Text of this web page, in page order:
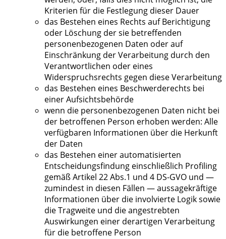
Kriterien für die Festlegung dieser Dauer
das Bestehen eines Rechts auf Berichtigung
oder Löschung der sie betreffenden
personenbezogenen Daten oder auf
Einschränkung der Verarbeitung durch den
Verantwortlichen oder eines
Widerspruchsrechts gegen diese Verarbeitung
das Bestehen eines Beschwerderechts bei
einer Aufsichtsbehörde
wenn die personenbezogenen Daten nicht bei
der betroffenen Person erhoben werden: Alle
verfügbaren Informationen über die Herkunft
der Daten
das Bestehen einer automatisierten
Entscheidungsfindung einschließlich Profiling
gemäß Artikel 22 Abs.1 und 4 DS-GVO und —
zumindest in diesen Fällen — aussagekräftige
Informationen über die involvierte Logik sowie
die Tragweite und die angestrebten
Auswirkungen einer derartigen Verarbeitung
für die betroffene Person